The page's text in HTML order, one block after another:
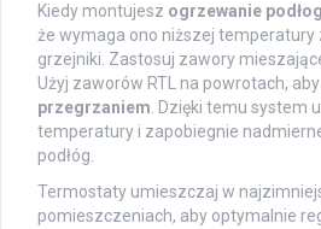
Kiedy montujesz ogrzewanie
że wymaga ono niższej temperatury
grzejniki. Zastosuj zawory
Użyj zaworów RTL na powrotach,
przegrzaniem. Dzięki temu system
temperatury i zapobiegnie
podłóg.
Termostaty umieszczaj w
pomieszczeniach, aby optymalnie